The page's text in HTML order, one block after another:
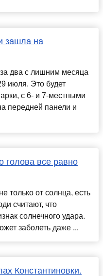
зашла на
два с лишним месяца
июля. Это будет
с 6- и 7-местными
передней панели и
голова все равно
только от солнца, есть
считают, что
солнечного удара.
заболеть даже ...
Константиновки.